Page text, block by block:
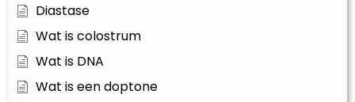
Diastase
Wat is colostrum
Wat is DNA
Wat is een doptone